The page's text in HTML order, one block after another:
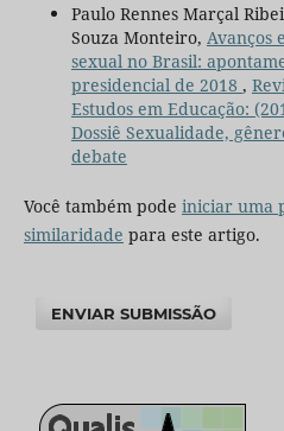
Paulo Rennes Marçal
Souza Monteiro, Avanços
sexual no Brasil:
presidencial de 2018 ,
Estudos em Educação:
Dossiê Sexualidade,
debate
Você também pode iniciar uma
similaridade para este artigo.
ENVIAR SUBMISSÃO